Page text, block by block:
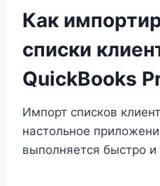
Как
списки
QuickBooks
Импорт списков
настольное
выполняется быстро и